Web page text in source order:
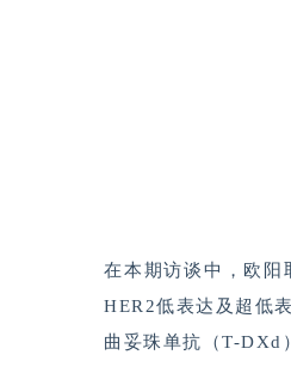
在本期访谈中，欧阳
HER2低表达及超低
曲妥珠单抗（T-DXd